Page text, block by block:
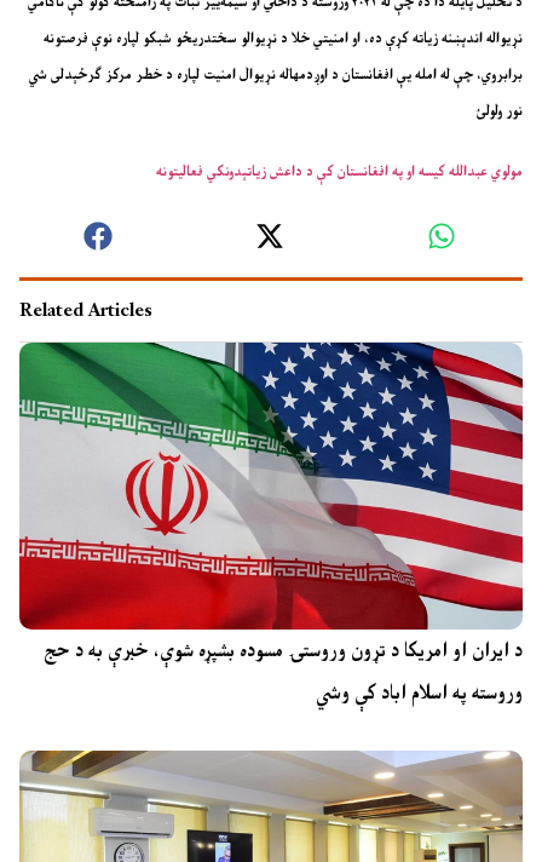
نړیواله اندېښنه زیاته کړې ده، او امنیتي خلا د نړیوالو سختدریځو شبکو لپاره نوې فرصتونه
برابروي، چې له امله یې افغانستان د اوږدمهاله نړیوال امنیت لپاره د خطر مرکز ګرځېدلی شي
نور ولولئ
مولوي عبدالله کیسه او په افغانستان کې د داعش زیاتېدونکي فعالیتونه
Related Articles
د ایران او امریکا د تړون وروستۍ مسوده بشپړه شوې، خبرې به د حج
وروسته په اسلام اباد کې وشي